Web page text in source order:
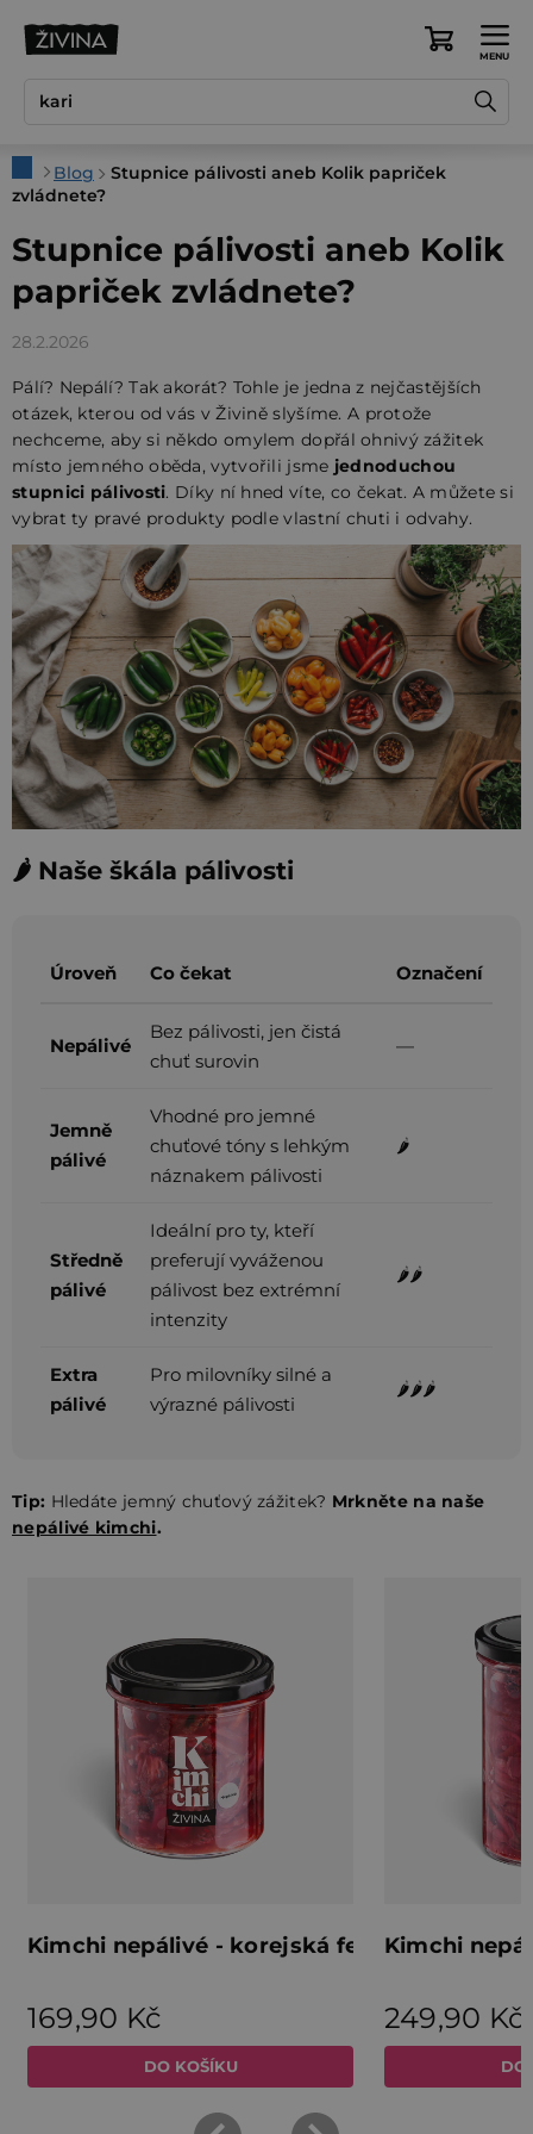
Nákupní
DomůBlog
Stupnice pálivosti aneb Kolik papriček
zvládnete?
Stupnice pálivosti aneb Kolik
papriček zvládnete?
28.2.2026
Pálí? Nepálí? Tak akorát? Tohle je jedna z nejčastějších
otázek, kterou od vás v Živině slyšíme. A protože
nechceme, aby si někdo omylem dopřál ohnivý zážitek
místo jemného oběda, vytvořili jsme jednoduchou
stupnici pálivosti. Díky ní hned víte, co čekat. A můžete si
vybrat ty pravé produkty podle vlastní chuti i odvahy.
🌶️ Naše škála pálivosti
Úroveň Co čekat Označení
Nepálivé
Bez pálivosti, jen čistá
chuť surovin
—
Jemně
pálivé
Vhodné pro jemné
chuťové tóny s lehkým
náznakem pálivosti
🌶️
Středně
pálivé
Ideální pro ty, kteří
preferují vyváženou
pálivost bez extrémní
intenzity
🌶️🌶️
Extra
pálivé
Pro milovníky silné a
výrazné pálivosti
🌶️🌶️🌶️
Tip: Hledáte jemný chuťový zážitek? Mrkněte na naše
nepálivé kimchi.